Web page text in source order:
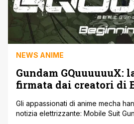
NEWS ANIME
Gundam GQuuuuuuX:
firmata dai creatori di
Gli appassionati di anime mecha
notizia elettrizzante: Mobile Suit